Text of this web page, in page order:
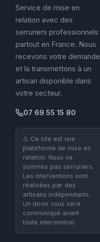
Service de mise en
relation avec des
serruriers professionnels
partout en France. Nous
recevons votre demande
et la transmettons à un
artisan disponible dans
votre secteur.
07 69 55 15 80
⚠️ Ce site est une
plateforme de mise en
relation. Nous ne
sommes pas serruriers.
Les interventions sont
réalisées par des
artisans indépendants.
Un devis vous sera
communiqué avant
toute intervention.